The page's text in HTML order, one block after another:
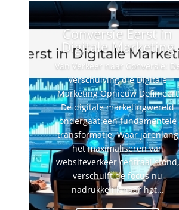
Conversie Eerst in
Digitale Marketing
Van Verkeer naar Conversie:
Verschuiving die Digitale
Marketing Opnieuw Definieert
De digitale marketingwereld
ondergaat een fundamentele
transformatie. Waar jarenlang
het maximaliseren van
websiteverkeer centraal stond,
verschuift de focus nu
nadrukkelijk naar het...